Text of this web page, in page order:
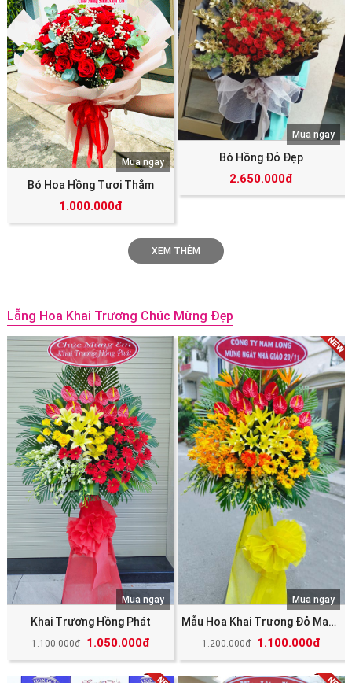
Bó Hoa Hồng Tươi Thắm
1.000.000đ
Mua ngay Bó Hồng Đỏ Đẹp
2.650.000đ
Mua ngay
XEM THÊM
Lẵng Hoa Khai Trương Chúc Mừng Đẹp
Khai Trương Hồng Phát
1.100.000đ 1.050.000đ
Mua ngay
Mẫu Hoa Khai Trương Đỏ May Mắn Tài Lộc
1.200.000đ 1.100.000đ
Mua ngay